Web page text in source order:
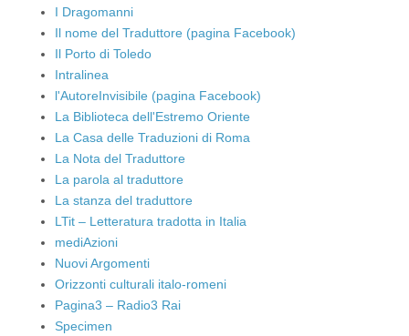
I Dragomanni
Il nome del Traduttore (pagina Facebook)
Il Porto di Toledo
Intralinea
l'AutoreInvisibile (pagina Facebook)
La Biblioteca dell'Estremo Oriente
La Casa delle Traduzioni di Roma
La Nota del Traduttore
La parola al traduttore
La stanza del traduttore
LTit – Letteratura tradotta in Italia
mediAzioni
Nuovi Argomenti
Orizzonti culturali italo-romeni
Pagina3 – Radio3 Rai
Specimen